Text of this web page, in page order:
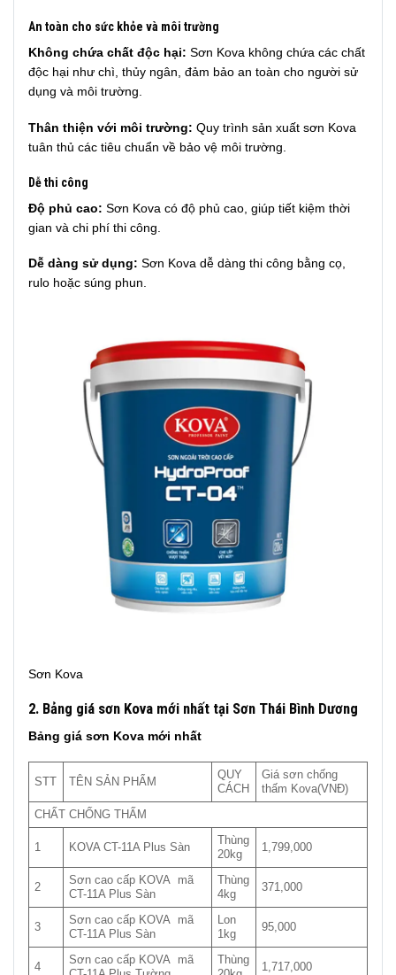
An toàn cho sức khỏe và môi trường
Không chứa chất độc hại: Sơn Kova không chứa các chất
độc hại như chì, thủy ngân, đảm bảo an toàn cho người sử
dụng và môi trường.
Thân thiện với môi trường: Quy trình sản xuất sơn Kova
tuân thủ các tiêu chuẩn về bảo vệ môi trường.
Dễ thi công
Độ phủ cao: Sơn Kova có độ phủ cao, giúp tiết kiệm thời
gian và chi phí thi công.
Dễ dàng sử dụng: Sơn Kova dễ dàng thi công bằng cọ,
rulo hoặc súng phun.
Sơn Kova
2. Bảng giá sơn Kova mới nhất tại Sơn Thái Bình Dương
Bảng giá sơn Kova mới nhất
STT TÊN SẢN PHẨM
QUY
CÁCH
Giá sơn chống
thấm Kova(VNĐ)
CHẤT CHỐNG THẤM
1 KOVA CT-11A Plus Sàn
Thùng
20kg
1,799,000
2
Sơn cao cấp KOVA mã
CT-11A Plus Sàn
Thùng
4kg
371,000
3
Sơn cao cấp KOVA mã
CT-11A Plus Sàn
Lon
1kg
95,000
4
Sơn cao cấp KOVA mã
Thùng
1,717,000